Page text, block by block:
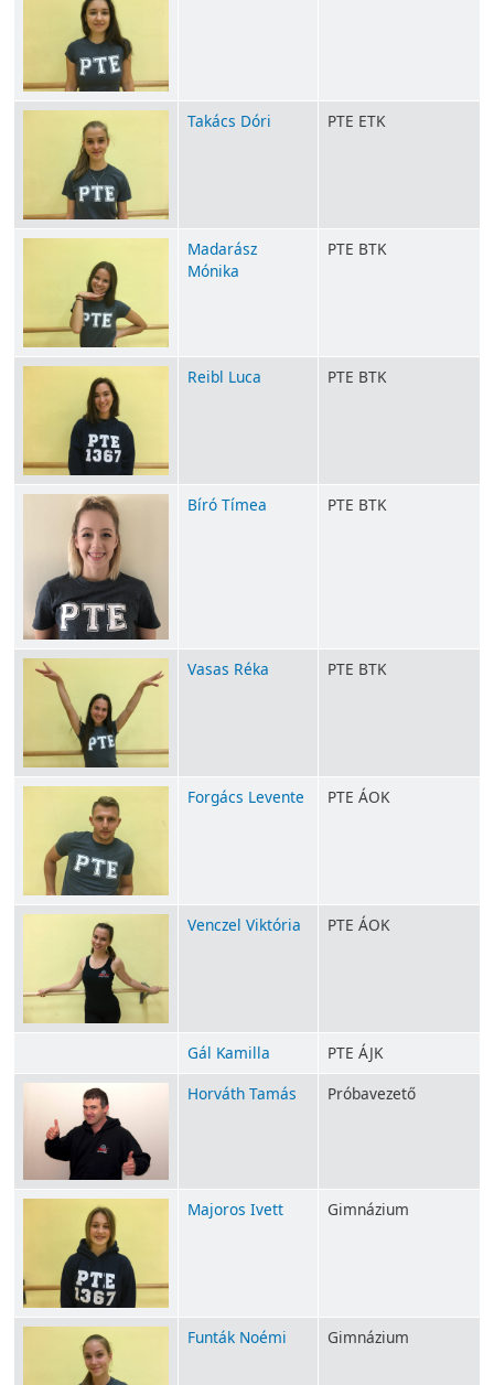
Takács Dóri PTE ETK
Madarász
Mónika
PTE BTK
Reibl Luca PTE BTK
Bíró Tímea PTE BTK
Vasas Réka PTE BTK
Forgács Levente PTE ÁOK
Venczel Viktória PTE ÁOK
Gál Kamilla
PTE ÁJK
Horváth Tamás
Próbavezető
Majoros Ivett Gimnázium
Funták Noémi Gimnázium